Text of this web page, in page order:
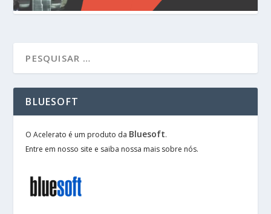
BLUESOFT
O Acelerato é um produto da Bluesoft.
Entre em nosso site e saiba nossa mais sobre nós.